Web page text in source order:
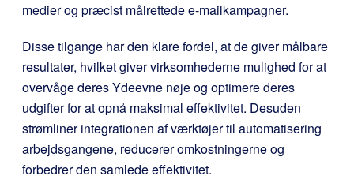
medier og præcist målrettede e-mailkampagner.
Disse tilgange har den klare fordel, at de giver målbare
resultater, hvilket giver virksomhederne mulighed for at
overvåge deres Ydeevne nøje og optimere deres
udgifter for at opnå maksimal effektivitet. Desuden
strømliner integrationen af værktøjer til automatisering
arbejdsgangene, reducerer omkostningerne og
forbedrer den samlede effektivitet.